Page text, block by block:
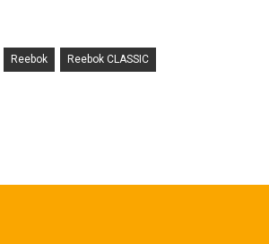
Reebok Reebok CLASSIC